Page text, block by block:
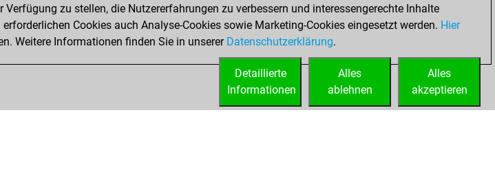
Play
bullet
zu stellen, die Nutzererfahrungen zu verbessern und interessengerechte Inhalte
Cookies auch Analyse-Cookies sowie Marketing-Cookies eingesetzt werden. Hier
Weitere Informationen finden Sie in unserer Datenschutzerklärung.
Alles
akzeptieren
Alles
ablehnen
Detaillierte
Informationen